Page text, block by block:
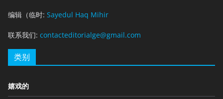
编辑（临时: Sayedul Haq Mihir
联系我们: contacteditorialge@gmail.com
类别
嬉戏的